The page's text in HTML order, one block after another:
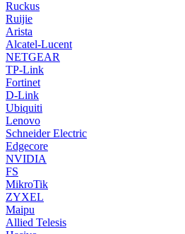
Ruckus
Ruijie
Arista
Alcatel-Lucent
NETGEAR
TP-Link
Fortinet
D-Link
Ubiquiti
Lenovo
Schneider Electric
Edgecore
NVIDIA
FS
MikroTik
ZYXEL
Maipu
Allied Telesis